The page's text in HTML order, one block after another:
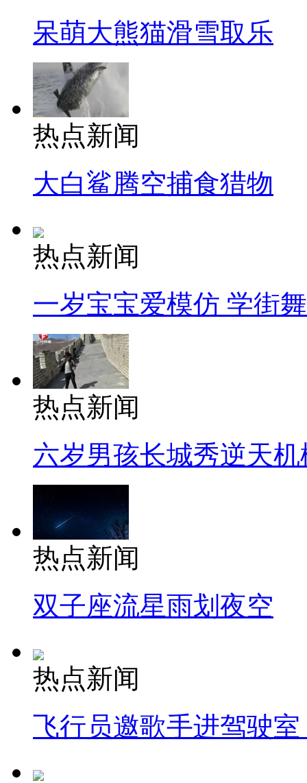
呆萌大熊猫滑雪取乐
热点新闻
大白鲨腾空捕食猎物
热点新闻
一岁宝宝爱模仿 学街
热点新闻
六岁男孩长城秀逆天机
热点新闻
双子座流星雨划夜空
热点新闻
飞行员邀歌手进驾驶